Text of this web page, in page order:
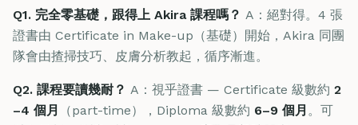
Q1. 完全零基礎，跟得上 Akira 課程嗎？ A：絕對得。4 張
證書由 Certificate in Make-up（基礎）開始，Akira 同團
隊會由揸掃技巧、皮膚分析教起，循序漸進。
Q2. 課程要讀幾耐？ A：視乎證書 — Certificate 級數約 2
–4 個月
（part-time），Diploma 級數約 6–9 個月 。可